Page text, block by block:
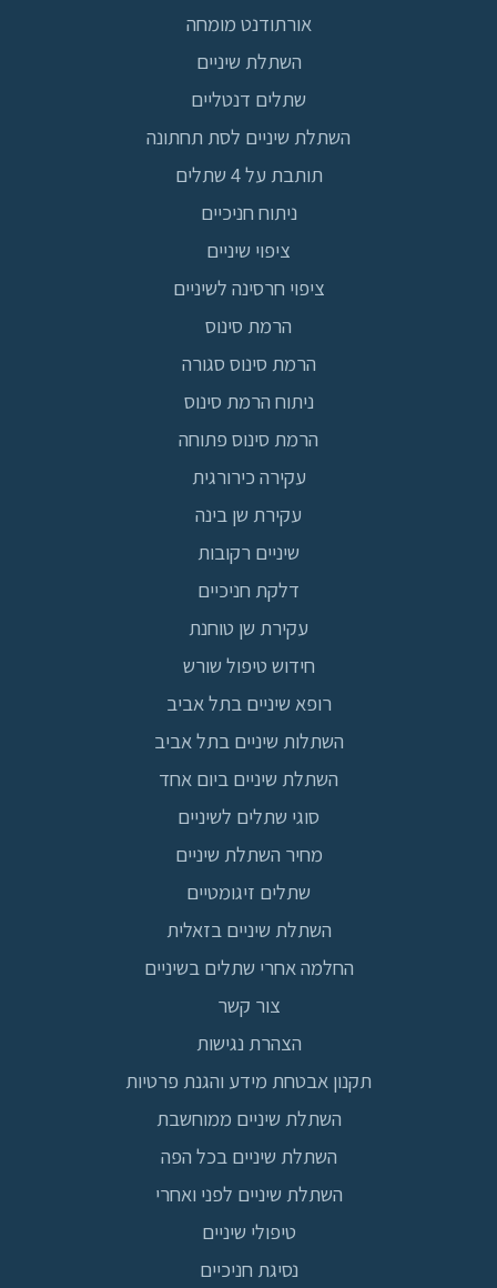
אורתודנט מומחה
השתלת שיניים
שתלים דנטליים
השתלת שיניים לסת תחתונה
תותבת על 4 שתלים
ניתוח חניכיים
ציפוי שיניים
ציפוי חרסינה לשיניים
הרמת סינוס
הרמת סינוס סגורה
ניתוח הרמת סינוס
הרמת סינוס פתוחה
עקירה כירורגית
עקירת שן בינה
שיניים רקובות
דלקת חניכיים
עקירת שן טוחנת
חידוש טיפול שורש
רופא שיניים בתל אביב
השתלות שיניים בתל אביב
השתלת שיניים ביום אחד
סוגי שתלים לשיניים
מחיר השתלת שיניים
שתלים זיגומטיים
השתלת שיניים בזאלית
החלמה אחרי שתלים בשיניים
צור קשר
הצהרת נגישות
תקנון אבטחת מידע והגנת פרטיות
השתלת שיניים ממוחשבת
השתלת שיניים בכל הפה
השתלת שיניים לפני ואחרי
טיפולי שיניים
נסיגת חניכיים